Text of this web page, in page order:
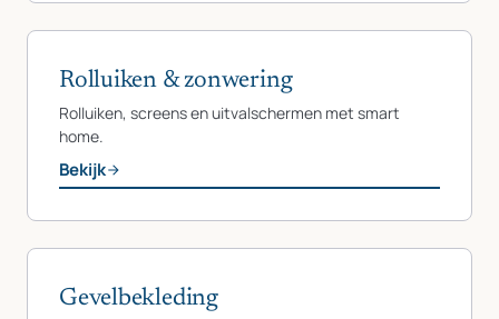
Rolluiken & zonwering
Rolluiken, screens en uitvalschermen met smart
home.
Bekijk
Gevelbekleding